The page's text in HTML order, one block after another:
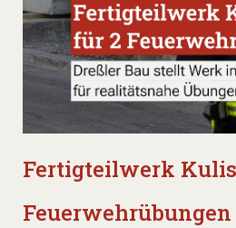
Fertigteilwerk
Feuerwehrübungen